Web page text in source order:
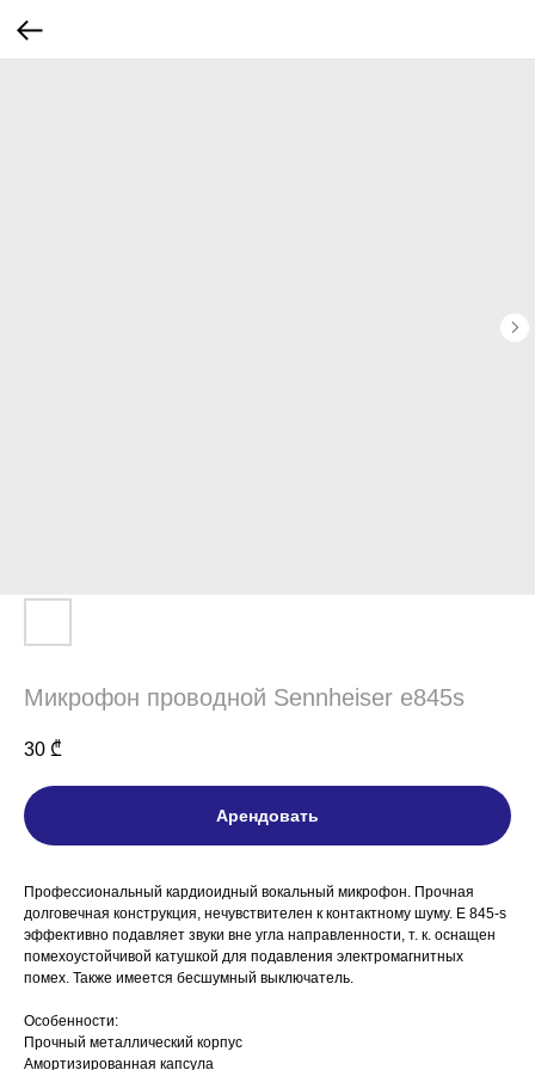
Микрофон проводной Sennheiser e845s
30 ₾
Арендовать
Профессиональный кардиоидный вокальный микрофон. Прочная
долговечная конструкция, нечувствителен к контактному шуму. E 845-s
эффективно подавляет звуки вне угла направленности, т. к. оснащен
помехоустойчивой катушкой для подавления электромагнитных
помех. Также имеется бесшумный выключатель.
Особенности:
Прочный металлический корпус
Амортизированная капсула